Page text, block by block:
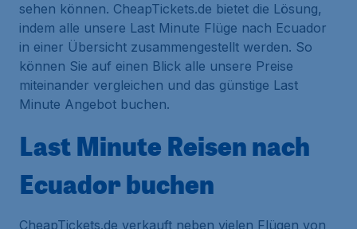
sehen können. CheapTickets.de bietet die Lösung,
indem alle unsere Last Minute Flüge nach Ecuador
in einer Übersicht zusammengestellt werden. So
können Sie auf einen Blick alle unsere Preise
miteinander vergleichen und das günstige Last
Minute Angebot buchen.
Last Minute Reisen nach
Ecuador buchen
CheapTickets.de verkauft neben vielen Flügen von